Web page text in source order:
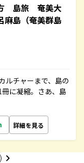
島旅 奄美大
島（奄美群島
ルチャーまで、島の
に凝縮。さあ、島
詳細を見る